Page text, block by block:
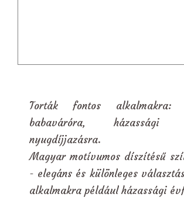
Torták fontos alkalmakra:
babaváróra, házassági
nyugdíjjazásra.
Magyar motívumos díszítésű
- elegáns és különleges
alkalmakra például házassági